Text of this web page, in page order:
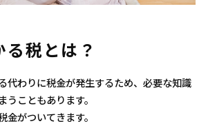
税とは？
代わりに税金が発生するため、必要な知識
こともあります。
がついてきます。